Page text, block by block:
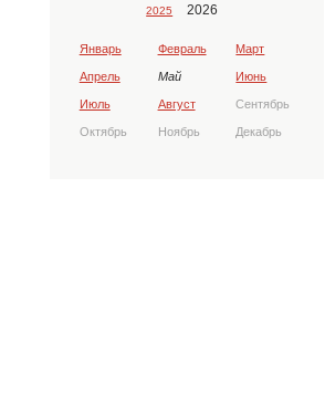
2025 2026
Январь Февраль Март
Апрель Май Июнь
Июль Август Сентябрь
Октябрь Ноябрь Декабрь